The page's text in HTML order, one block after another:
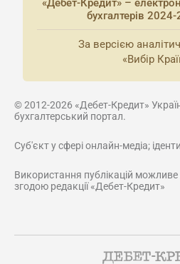
«Дебет-Кредит» –
бухгалтерів
За версією
«Вибір
© 2012-2026 «Дебет-Кредит»
бухгалтерський портал.
Суб'єкт у сфері онлайн-медіа;
Використання публікацій
згодою редакції «Дебет-Кредит»